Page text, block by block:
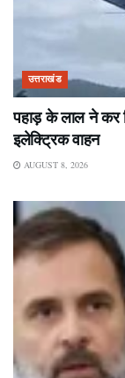
उत्तराखंड
पहाड़ के लाल ने कर
इलेक्ट्रिक वाहन
AUGUST 8, 2026